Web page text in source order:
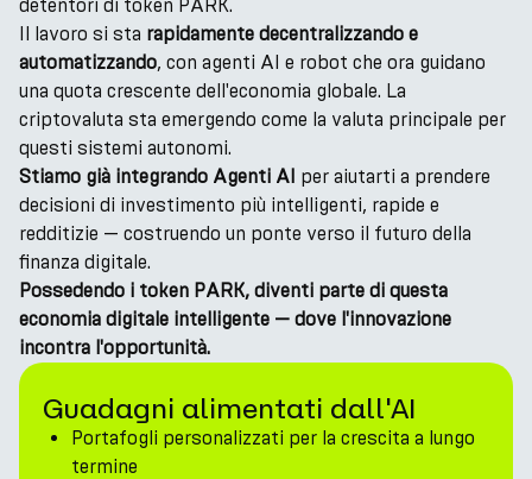
detentori di token PARK.
Il lavoro si sta rapidamente decentralizzando e
automatizzando, con agenti AI e robot che ora guidano
una quota crescente dell'economia globale. La
criptovaluta sta emergendo come la valuta principale per
questi sistemi autonomi.
Stiamo già integrando Agenti AI per aiutarti a prendere
decisioni di investimento più intelligenti, rapide e
redditizie — costruendo un ponte verso il futuro della
finanza digitale.
Possedendo i token PARK, diventi parte di questa
economia digitale intelligente — dove l'innovazione
incontra l'opportunità.
Guadagni alimentati dall'AI
Portafogli personalizzati per la crescita a lungo
termine